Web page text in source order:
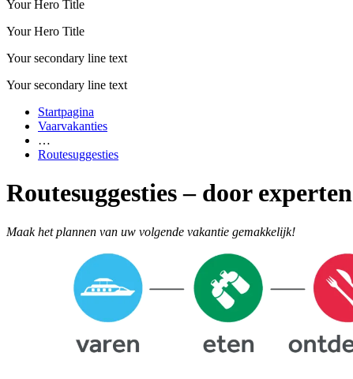
Your Hero Title
Your Hero Title
Your secondary line text
Your secondary line text
Startpagina
Vaarvakanties
…
Routesuggesties
Routesuggesties – door experten
Maak het plannen van uw volgende vakantie gemakkelijk!